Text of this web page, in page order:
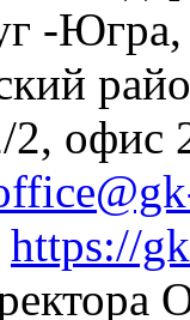
-
офис
https://